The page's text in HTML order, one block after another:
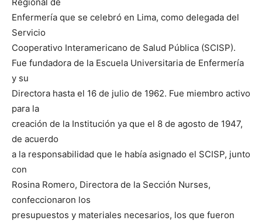
Enfermería que se celebró en Lima, como delegada del
Servicio
Cooperativo Interamericano de Salud Pública (SCISP).
Fue fundadora de la Escuela Universitaria de Enfermería
y su
Directora hasta el 16 de julio de 1962. Fue miembro activo
para la
creación de la Institución ya que el 8 de agosto de 1947,
de acuerdo
a la responsabilidad que le había asignado el SCISP, junto
con
Rosina Romero, Directora de la Sección Nurses,
confeccionaron los
presupuestos y materiales necesarios, los que fueron